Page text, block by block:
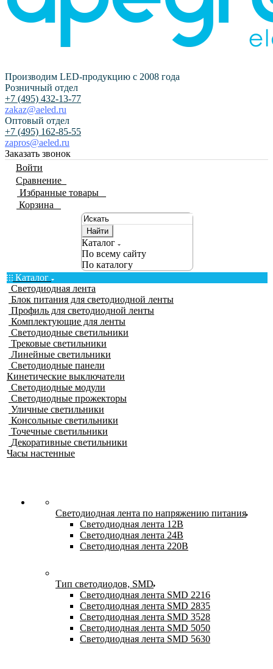
Производим LED-продукцию с 2008 года
Розничный отдел
+7 (495) 432-13-77
zakaz@aeled.ru
Оптовый отдел
+7 (495) 162-85-55
zapros@aeled.ru
Заказать звонок
Войти
Сравнение
Избранные товары
Корзина
Найти
Каталог
По всему сайту
По каталогу
Каталог
Светодиодная лента
Блок питания для светодиодной ленты
Профиль для светодиодной ленты
Комплектующие для ленты
Светодиодные светильники
Трековые светильники
Линейные светильники
Светодиодные панели
Кинетические выключатели
Светодиодные модули
Светодиодные прожекторы
Уличные светильники
Консольные светильники
Точечные светильники
Декоративные светильники
Часы настенные
Светодиодная лента по напряжению питания
Светодиодная лента 12В
Светодиодная лента 24В
Светодиодная лента 220В
Тип светодиодов, SMD
Cветодиодная лента SMD 2216
Светодиодная лента SMD 2835
Светодиодная лента SMD 3528
Светодиодная лента SMD 5050
Светодиодная лента SMD 5630